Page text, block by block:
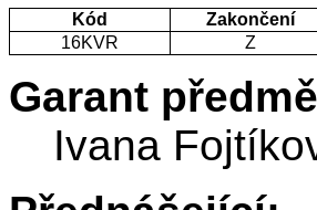
Kód Zakončení
16KVR
Z
Garant
Ivana